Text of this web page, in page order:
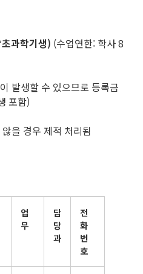
과학기생) (수업연한: 학사 8
발생할 수 있으므로 등록금
포함)
을 경우 제적 처리됨
업
무
담
당
과
전
화
번
호